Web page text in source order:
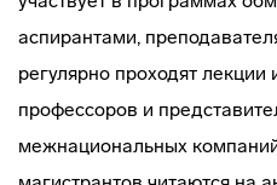
аспирантами,
регулярно проходят
профессоров и
межнациональных